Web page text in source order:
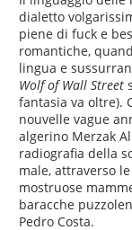
dialetto
piene di fuck e
romantiche,
lingua e
Wolf of Wall Street
fantasia va oltre).
nouvelle vague
algerino Merzak
radiografia della
male, attraverso
mostruose
baracche
Pedro Costa.